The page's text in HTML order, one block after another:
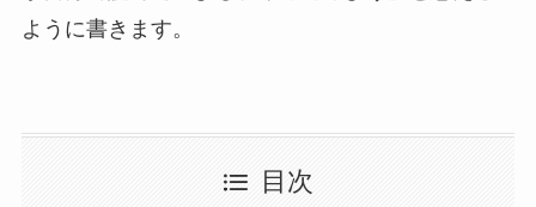
ように書きます。
目次